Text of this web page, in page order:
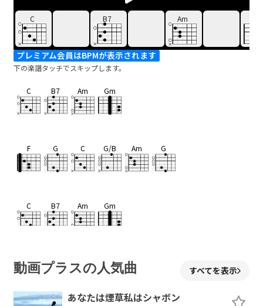
C B7 Am
プレミアム会員はBPMが表示されます
下の楽譜タッチでスキップします。
C B7 Am Gm
F G C G/B Am G
C B7 Am Gm
F G C G/B Am
動画プラスの人気曲 すべてを表示
あなたは煙草私はシャボン